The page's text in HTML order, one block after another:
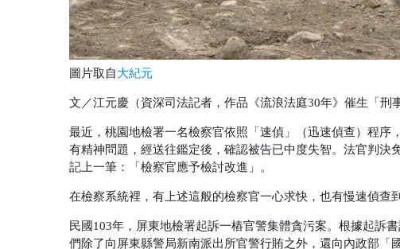
圖片取自大紀元
文／江元慶（資深司法記者，作品《流浪法庭30年》催生「刑
最近，桃園地檢署一名檢察官依照「速偵」 （迅速偵查） 程序
有精神問題，經送往鑑定後，確認被告已中度失智。法官判
記上一筆：「檢察官應予檢討改進」。
在檢察系統裡，有上述這般的檢察官一心求快，也有慢速偵
民國103年，屏東地檢署起訴一樁官警集體貪污案。根據起訴
們除了向屏東縣警局新南派出所官警行賄之外，還向內政部